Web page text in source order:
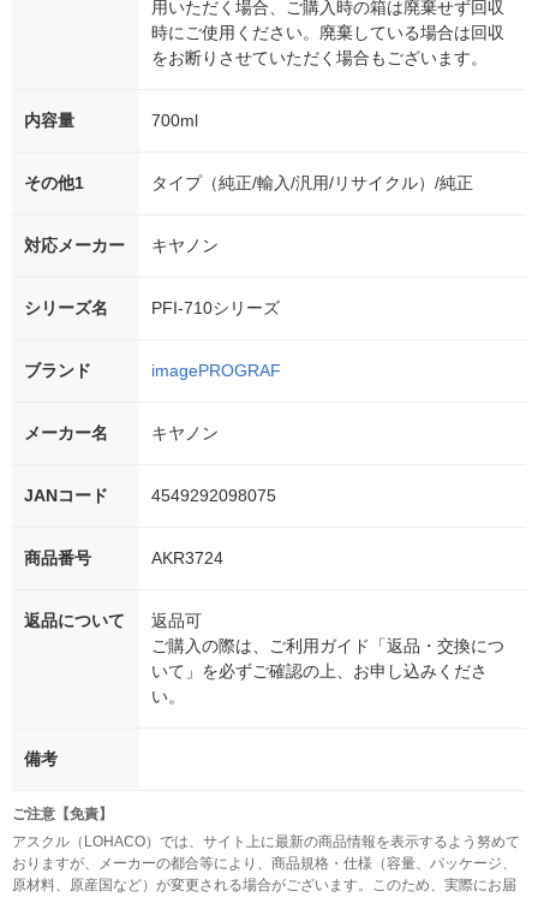
用いただく場合、ご購入時の箱は廃棄せず回収
時にご使用ください。廃棄している場合は回収
をお断りさせていただく場合もございます。
内容量 700ml
その他1 タイプ（純正/輸入/汎用/リサイクル）/純正
対応メーカー キヤノン
シリーズ名 PFI-710シリーズ
ブランド imagePROGRAF
メーカー名 キヤノン
JANコード 4549292098075
商品番号 AKR3724
返品について
返品可
ご購入の際は、ご利用ガイド「返品・交換につ
いて」を必ずご確認の上、お申し込みくださ
い。
備考
ご注意【免責】
アスクル（LOHACO）では、サイト上に最新の商品情報を表示するよう努めて
おりますが、メーカーの都合等により、商品規格・仕様（容量、パッケージ、
原材料、原産国など）が変更される場合がございます。このため、実際にお届